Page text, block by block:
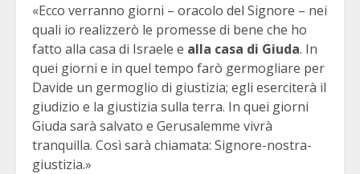
«Ecco verranno giorni – oracolo del Signore – nei
quali io realizzerò le promesse di bene che ho
fatto alla casa di Israele e alla casa di Giuda. In
quei giorni e in quel tempo farò germogliare per
Davide un germoglio di giustizia; egli eserciterà il
giudizio e la giustizia sulla terra. In quei giorni
Giuda sarà salvato e Gerusalemme vivrà
tranquilla. Così sarà chiamata: Signore-nostra-
giustizia.»